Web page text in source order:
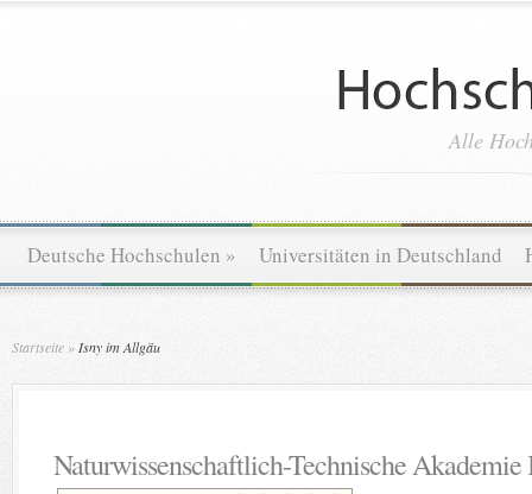
Alle
Deutsche Hochschulen » Universitäten in Deutschland
Startseite » Isny im Allgäu
Naturwissenschaftlich-Technische Akademie